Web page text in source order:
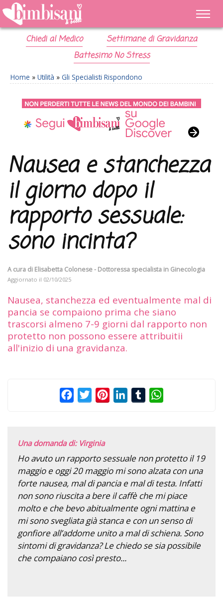
Chiedi al Medico
Settimane di Gravidanza
Battesimo No Stress
Home » Utilità » Gli Specialisti Rispondono
Nausea e stanchezza
il giorno dopo il
rapporto sessuale:
sono incinta?
A cura di Elisabetta Colonese - Dottoressa specialista in Ginecologia
Aggiornato il 02/10/2025
Nausea, stanchezza ed eventualmente mal di
pancia se compaiono prima che siano
trascorsi almeno 7-9 giorni dal rapporto non
protetto non possono essere attribuitii
all'inizio di una gravidanza.
FacebookTwitterPinterestLinkedInTumblr
Una domanda di: Virginia
Ho avuto un rapporto sessuale non protetto il 19
maggio e oggi 20 maggio mi sono alzata con una
forte nausea, mal di pancia e mal di testa. Infatti
non sono riuscita a bere il caffè che mi piace
molto e che bevo abitualmente ogni mattina e
mi sono svegliata già stanca e con un senso di
gonfiore all’addome unito a mal di schiena. Sono
sintomi di gravidanza? Le chiedo se sia possibile
che compaiano così presto...